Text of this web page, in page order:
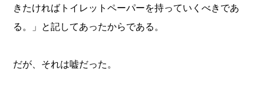
きたければトイレットペーパーを持っていくべきであ
る。」と記してあったからである。
だが、それは嘘だった。